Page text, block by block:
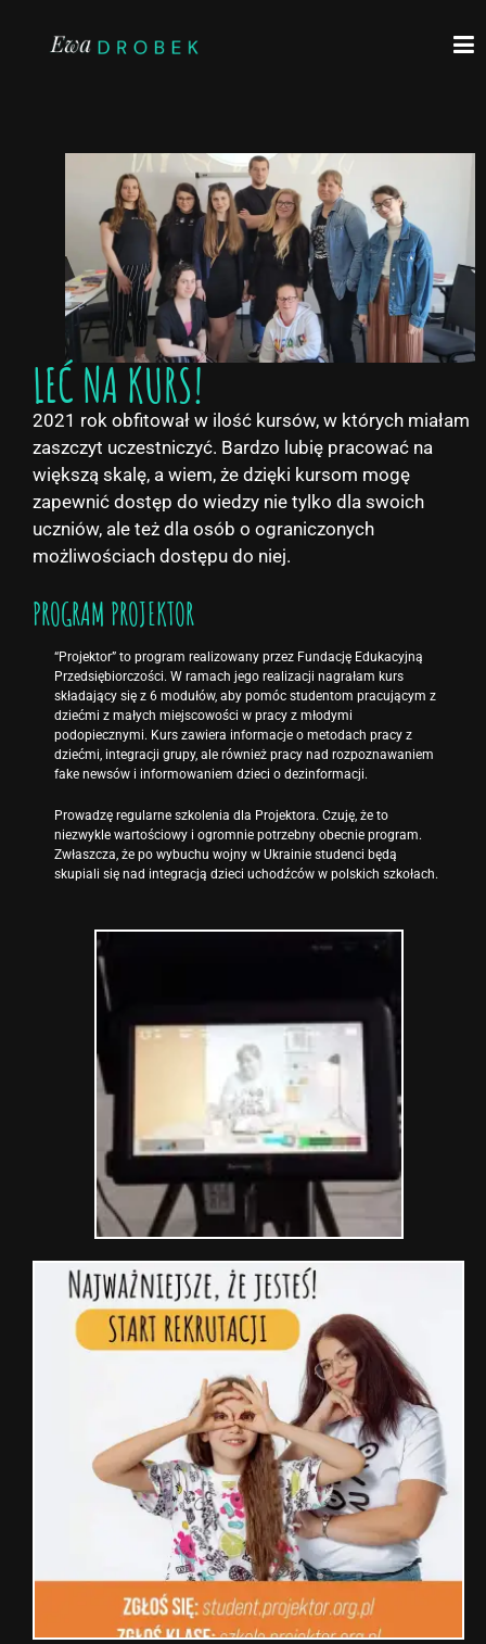
LEĆ NA KURS!
2021 rok obfitował w ilość kursów, w których miałam
zaszczyt uczestniczyć. Bardzo lubię pracować na
większą skalę, a wiem, że dzięki kursom mogę
zapewnić dostęp do wiedzy nie tylko dla swoich
uczniów, ale też dla osób o ograniczonych
możliwościach dostępu do niej.
PROGRAM PROJEKTOR
“Projektor” to program realizowany przez Fundację Edukacyjną
Przedsiębiorczości. W ramach jego realizacji nagrałam kurs
składający się z 6 modułów, aby pomóc studentom pracującym z
dziećmi z małych miejscowości w pracy z młodymi
podopiecznymi. Kurs zawiera informacje o metodach pracy z
dziećmi, integracji grupy, ale również pracy nad rozpoznawaniem
fake newsów i informowaniem dzieci o dezinformacji.
Prowadzę regularne szkolenia dla Projektora. Czuję, że to
niezwykle wartościowy i ogromnie potrzebny obecnie program.
Zwłaszcza, że po wybuchu wojny w Ukrainie studenci będą
skupiali się nad integracją dzieci uchodźców w polskich szkołach.